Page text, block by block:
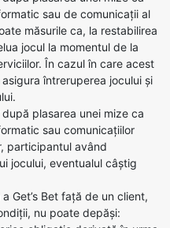
sau de comunicații al
măsurile ca, la restabilirea
jocul la momentul de la
În cazul în care acest
întreruperea jocului și
plasarea unei mize ca
sau comunicațiilor
participantul având
jocului, eventualul câștig
Get’s Bet față de un client,
nu poate depăși: